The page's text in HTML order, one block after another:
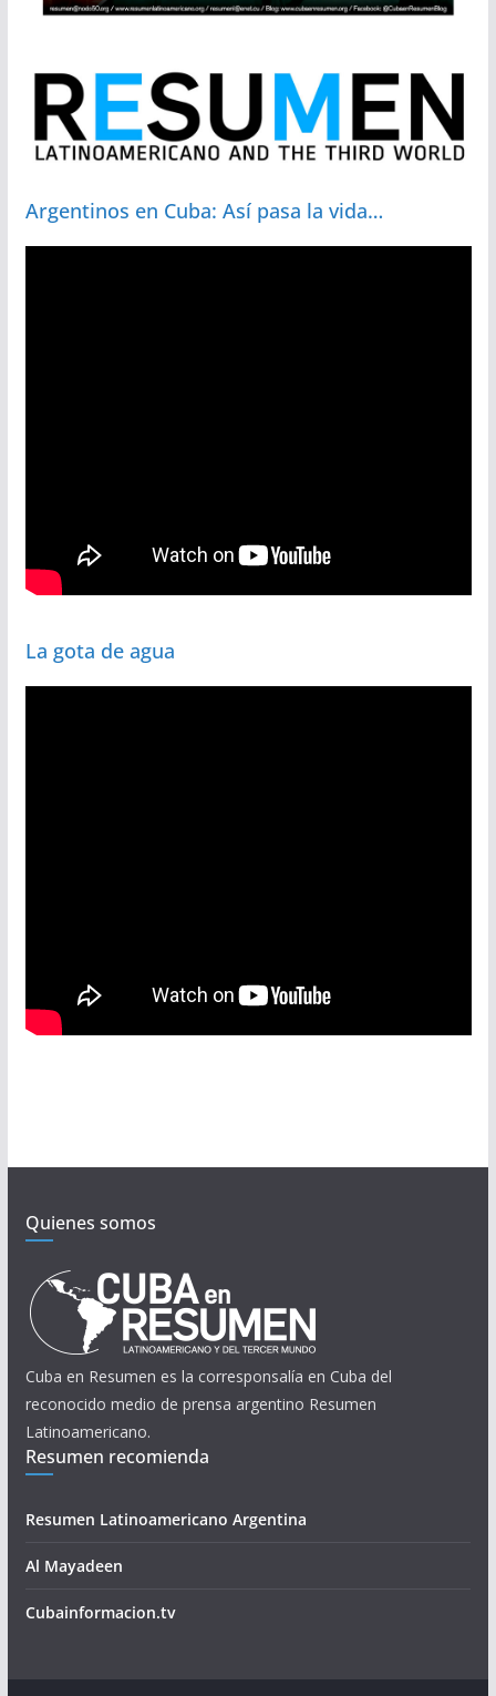
Argentinos en Cuba: Así pasa la vida…
La gota de agua
Quienes somos
Cuba en Resumen es la corresponsalía en Cuba del
reconocido medio de prensa argentino Resumen
Latinoamericano.
Resumen recomienda
Resumen Latinoamericano Argentina
Al Mayadeen
Cubainformacion.tv